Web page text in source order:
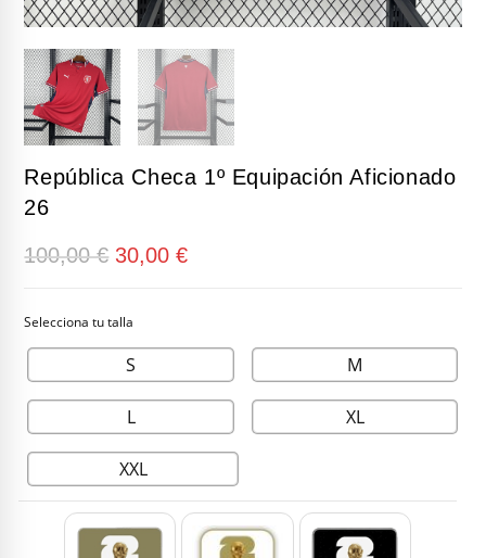
República Checa 1º Equipación Aficionado
26
100,00€ El
precio
30,00€El
precio
S M
L XL
XXL